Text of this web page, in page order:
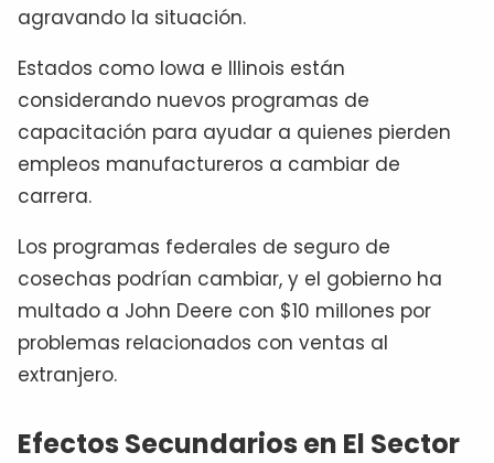
agravando la situación.
Estados como Iowa e Illinois están
considerando nuevos programas de
capacitación para ayudar a quienes pierden
empleos manufactureros a cambiar de
carrera.
Los programas federales de seguro de
cosechas podrían cambiar, y el gobierno ha
multado a John Deere con $10 millones por
problemas relacionados con ventas al
extranjero.
Efectos Secundarios en El Sector